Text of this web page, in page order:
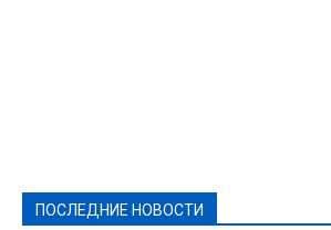
ПОСЛЕДНИЕ НОВОСТИ